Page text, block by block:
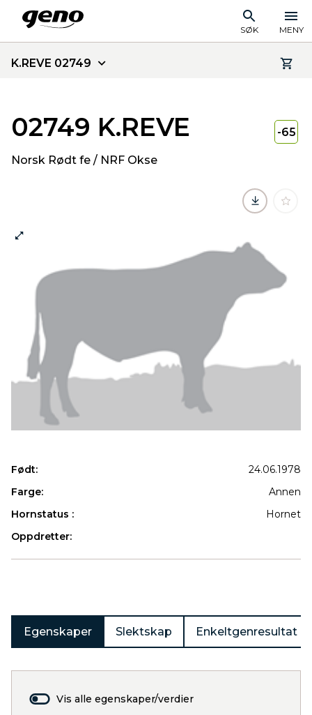
SØK MENY
K.REVE 02749
02749 K.REVE
Norsk Rødt fe / NRF Okse
-65
Født:
24.06.1978
Farge:
Annen
Hornstatus :
Hornet
Oppdretter:
Egenskaper Slektskap Enkeltgenresultat
Vis alle egenskaper/verdier